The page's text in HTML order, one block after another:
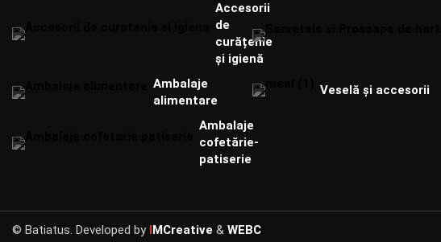
Accesorii
de
curățenie
și igienă
Ambalaje
alimentare
Ambalaje
cofetărie-
patiserie
Veselă și accesorii
© Batiatus. Developed by IMCreative & WEBC